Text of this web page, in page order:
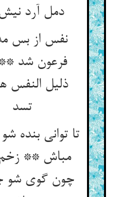
دمل آرد
نفس از بس
فرعون شد
ذلیل النفس
تسد
تا توانی بنده
مباش **
چون گوی شو